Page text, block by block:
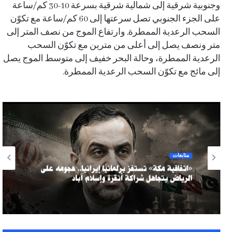
وجنوبية شرقية إلى شمالية شرقية بسرعة 10-30 كم/ساعة
على الجزء الجنوبي تصل سرعتها إلى 60 كم/ساعة مع تكوّن
السحب الرعدية الممطرة, وارتفاع الموج من نصف المتر إلى
متر ونصف يصل إلى أعلى من مترين مع تكوّن السحب
الرعدية الممطرة، وحالة البحر خفيف إلى متوسط الموج يصل
إلى مائج مع تكوّن السحب الرعدية الممطرة.
متابعات
«اتفاقية مكة» تستفز برلمانيا إيرانيا.. هجومه على
الرياض يتجاهل شراكة أنقرة وإسلام آباد